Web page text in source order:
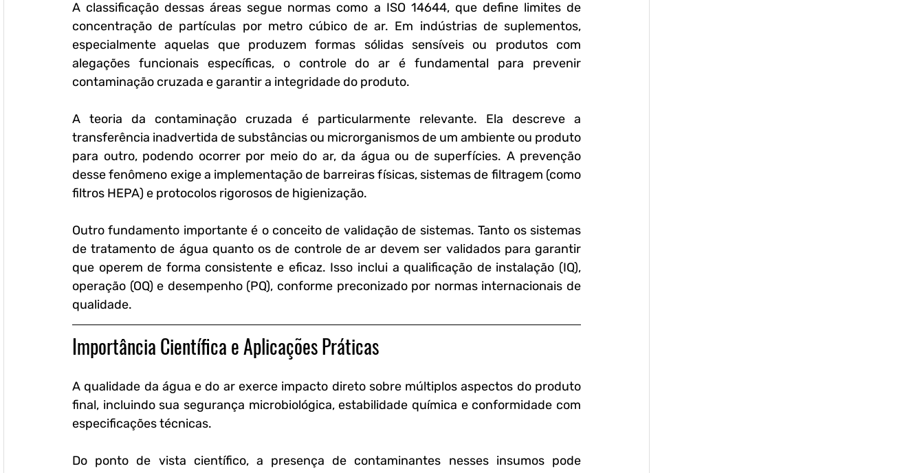
A classificação dessas áreas segue normas como a ISO 14644, que define limites de
concentração de partículas por metro cúbico de ar. Em indústrias de suplementos,
especialmente aquelas que produzem formas sólidas sensíveis ou produtos com
alegações funcionais específicas, o controle do ar é fundamental para prevenir
contaminação cruzada e garantir a integridade do produto.
A teoria da contaminação cruzada é particularmente relevante. Ela descreve a
transferência inadvertida de substâncias ou microrganismos de um ambiente ou produto
para outro, podendo ocorrer por meio do ar, da água ou de superfícies. A prevenção
desse fenômeno exige a implementação de barreiras físicas, sistemas de filtragem (como
filtros HEPA) e protocolos rigorosos de higienização.
Outro fundamento importante é o conceito de validação de sistemas. Tanto os sistemas
de tratamento de água quanto os de controle de ar devem ser validados para garantir
que operem de forma consistente e eficaz. Isso inclui a qualificação de instalação (IQ),
operação (OQ) e desempenho (PQ), conforme preconizado por normas internacionais de
qualidade.
Importância Científica e Aplicações Práticas
A qualidade da água e do ar exerce impacto direto sobre múltiplos aspectos do produto
final, incluindo sua segurança microbiológica, estabilidade química e conformidade com
especificações técnicas.
Do ponto de vista científico, a presença de contaminantes nesses insumos pode